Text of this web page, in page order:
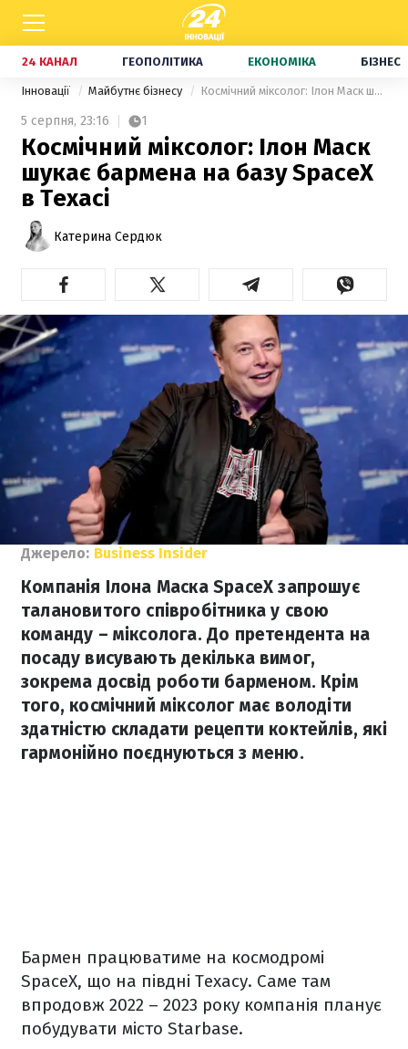
24 КАНАЛ ГЕОПОЛІТИКА ЕКОНОМІКА БІЗНЕС
Інновації Майбутнє бізнесу Космічний міксолог: Ілон Маск шукає бармена на базу SpaceX в Техасі
5 серпня, 23:16 1
Космічний міксолог: Ілон Маск
шукає бармена на базу SpaceX
в Техасі
Катерина Сердюк
Джерело: Business Insider
Компанія Ілона Маска SpaceX запрошує
талановитого співробітника у свою
команду – міксолога. До претендента на
посаду висувають декілька вимог,
зокрема досвід роботи барменом. Крім
того, космічний міксолог має володіти
здатністю складати рецепти коктейлів, які
гармонійно поєднуються з меню.
Бармен працюватиме на космодромі
SpaceX, що на півдні Техасу. Саме там
впродовж 2022 – 2023 року компанія планує
побудувати місто Starbase.